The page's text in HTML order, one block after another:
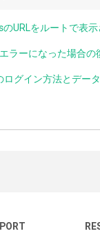
URLをルートで表
ラーになった場合の
ログイン方法とデー